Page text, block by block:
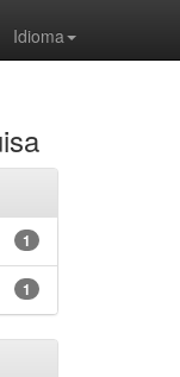
Idioma
1
1